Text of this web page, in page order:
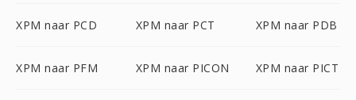
XPM naar PCD XPM naar PCT XPM naar PDB
XPM naar PFM XPM naar PICON XPM naar PICT